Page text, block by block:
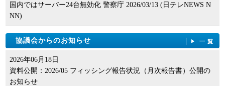
国内ではサーバー24台無効化 警察庁 2026/03/13 (日テレNEWS N
NN)
協議会からのお知らせ 一覧
2026年06月18日
資料公開：2026/05 フィッシング報告状況（月次報告書）公開の
お知らせ